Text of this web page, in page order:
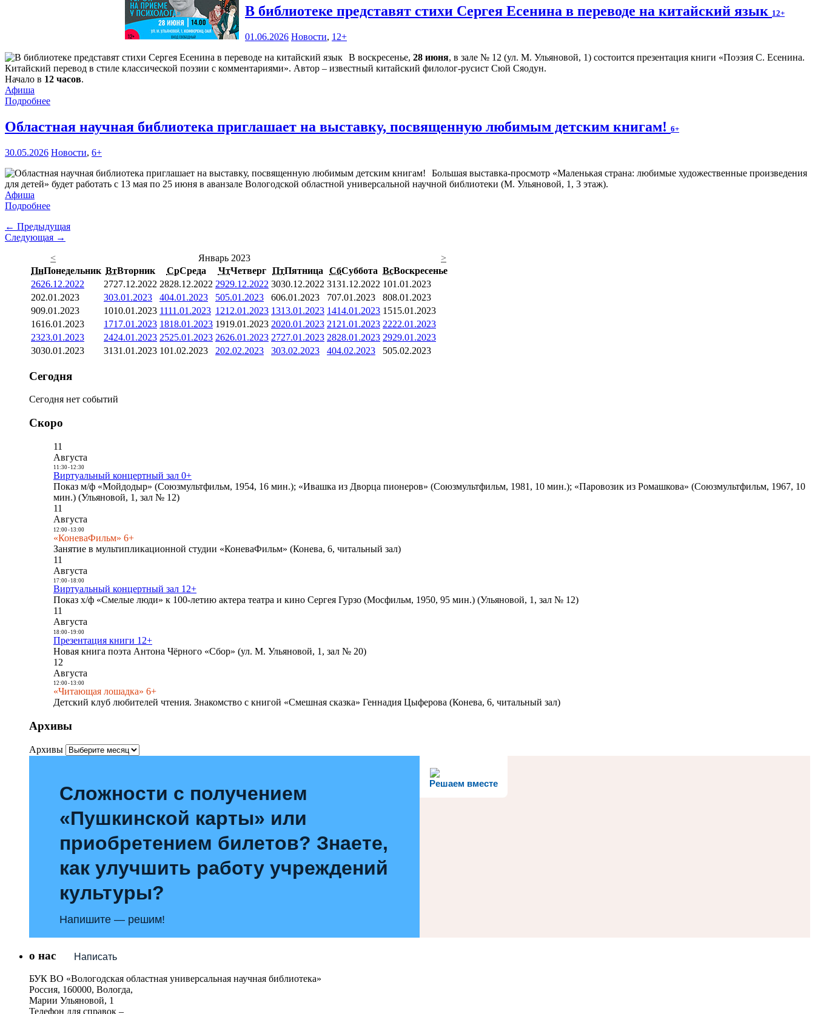
В библиотеке представят стихи Сергея Есенина в переводе на китайский язык 12+
01.06.2026 Новости, 12+
В воскресенье, 28 июня, в зале № 12 (ул. М. Ульяновой, 1) состоится презентация книги «Поэзия С. Есенина.
Китайский перевод в стиле классической поэзии с комментариями». Автор – известный китайский филолог-русист Сюй Сяодун.
Начало в 12 часов.
Афиша
Подробнее
Областная научная библиотека приглашает на выставку, посвященную любимым детским книгам! 6+
30.05.2026 Новости, 6+
Большая выставка-просмотр «Маленькая страна: любимые художественные произведения
для детей» будет работать с 13 мая по 25 июня в аванзале Вологодской областной универсальной научной библиотеки (М. Ульяновой, 1, 3 этаж).
Афиша
Подробнее
← Предыдущая
Следующая →
<
Январь 2023
>
ПнПонедельник ВтВторник СрСреда ЧтЧетверг ПтПятница СбСуббота ВсВоскресенье
2626.12.2022 2727.12.2022 2828.12.2022 2929.12.2022 3030.12.2022 3131.12.2022 101.01.2023
202.01.2023 303.01.2023 404.01.2023 505.01.2023 606.01.2023 707.01.2023 808.01.2023
909.01.2023 1010.01.2023 1111.01.2023 1212.01.2023 1313.01.2023 1414.01.2023 1515.01.2023
1616.01.2023 1717.01.2023 1818.01.2023 1919.01.2023 2020.01.2023 21 21.01.2023 2222.01.2023
2323.01.2023 2424.01.2023 2525.01.2023 2626.01.2023 2727.01.2023 2828.01.2023 2929.01.2023
3030.01.2023 3131.01.2023 101.02.2023 202.02.2023 303.02.2023 404.02.2023 505.02.2023
Сегодня
Сегодня нет событий
Скоро
11
Августа
11:30- 12:30
Виртуальный концертный зал 0+
Показ м/ф «Мойдодыр» (Союзмультфильм, 1954, 16 мин.); «Ивашка из Дворца пионеров» (Союзмультфильм, 1981, 10 мин.); «Паровозик из Ромашкова» (Союзмультфильм, 1967, 10
мин.) (Ульяновой, 1, зал № 12)
11
Августа
12:00- 13:00
«КоневаФильм» 6+
Занятие в мультипликационной студии «КоневаФильм» (Конева, 6, читальный зал)
11
Августа
17:00- 18:00
Виртуальный концертный зал 12+
Показ х/ф «Смелые люди» к 100-летию актера театра и кино Сергея Гурзо (Мосфильм, 1950, 95 мин.) (Ульяновой, 1, зал № 12)
11
Августа
18:00- 19:00
Презентация книги 12+
Новая книга поэта Антона Чёрного «Сбор» (ул. М. Ульяновой, 1, зал № 20)
12
Августа
12:00- 13:00
«Читающая лошадка» 6+
Детский клуб любителей чтения. Знакомство с книгой «Смешная сказка» Геннадия Цыферова (Конева, 6, читальный зал)
Архивы
Архивы
Решаем вместе
Сложности с получением
«Пушкинской карты» или
приобретением билетов? Знаете,
как улучшить работу учреждений
культуры?
Напишите — решим!
Написать
о нас
БУК ВО «Вологодская областная универсальная научная библиотека»
Россия, 160000, Вологда,
Марии Ульяновой, 1
Телефон для справок –